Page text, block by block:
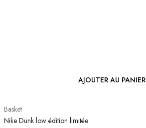
AJOUTER AU PANIER
Basket
Nike Dunk low édition limitée